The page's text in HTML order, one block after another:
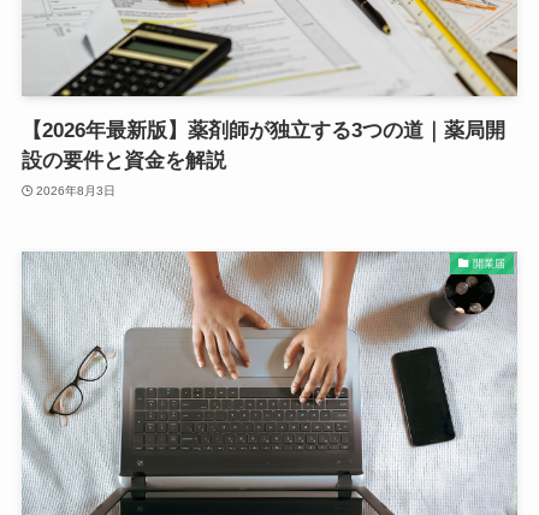
【2026年最新版】薬剤師が独立する3つの道｜薬局開
設の要件と資金を解説
2026年8月3日
開業届